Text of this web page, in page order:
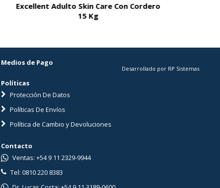
Excellent Adulto Skin Care Con Cordero
15 Kg
Medios de Pago
Políticas
Protección De Datos
Políticas De Envíos
Política de Cambio y Devoluciones
Desarrollado por RP Sistemas
Contacto
Ventas: +54 9 11 2329-9944
Tel: 0810 220 8383